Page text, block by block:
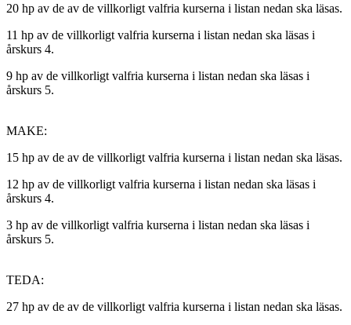
20 hp av de av de villkorligt valfria kurserna i listan nedan ska läsas.
11 hp av de villkorligt valfria kurserna i listan nedan ska läsas i
årskurs 4.
9 hp av de villkorligt valfria kurserna i listan nedan ska läsas i
årskurs 5.
MAKE:
15 hp av de av de villkorligt valfria kurserna i listan nedan ska läsas.
12 hp av de villkorligt valfria kurserna i listan nedan ska läsas i
årskurs 4.
3 hp av de villkorligt valfria kurserna i listan nedan ska läsas i
årskurs 5.
TEDA:
27 hp av de av de villkorligt valfria kurserna i listan nedan ska läsas.